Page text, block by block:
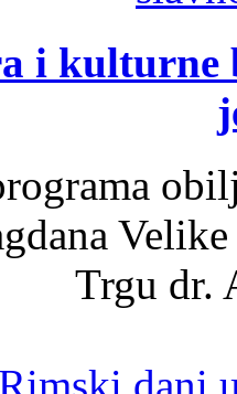
i kulturne
Trgu dr.